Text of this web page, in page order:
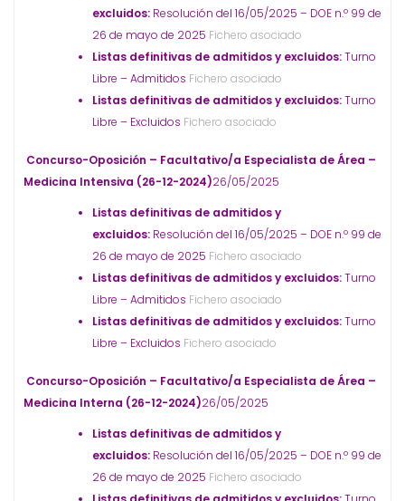
excluidos: Resolución del 16/05/2025 – DOE n.º 99 de
26 de mayo de 2025 Fichero asociado
Listas definitivas de admitidos y excluidos:Turno
Libre – Admitidos Fichero asociado
Listas definitivas de admitidos y excluidos:Turno
Libre – Excluidos Fichero asociado
Concurso-Oposición – Facultativo/a Especialista de Área –
Medicina Intensiva (26-12-2024)26/05/2025
Listas definitivas de admitidos y
excluidos: Resolución del 16/05/2025 – DOE n.º 99 de
26 de mayo de 2025 Fichero asociado
Listas definitivas de admitidos y excluidos:Turno
Libre – Admitidos Fichero asociado
Listas definitivas de admitidos y excluidos:Turno
Libre – Excluidos Fichero asociado
Concurso-Oposición – Facultativo/a Especialista de Área –
Medicina Interna (26-12-2024)26/05/2025
Listas definitivas de admitidos y
excluidos: Resolución del 16/05/2025 – DOE n.º 99 de
26 de mayo de 2025 Fichero asociado